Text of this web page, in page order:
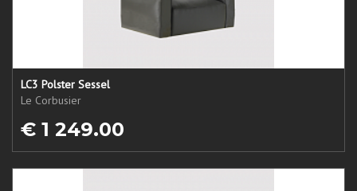
LC3 Polster Sessel
Le Corbusier
€ 1 249.00